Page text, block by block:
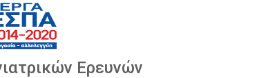
Ερευνών